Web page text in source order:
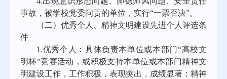
事故，被学校党委问责的单位，实行“一票否决”。
（二）优秀个人
精神文明建设先进个人 评选条
件
1.优秀个人：具体负责本单位或本部门“高校文
明杯”竞赛活动，或积极支持本单位或本部门精神文
明建设工作，工作积极，表现突出，成绩显著；精神